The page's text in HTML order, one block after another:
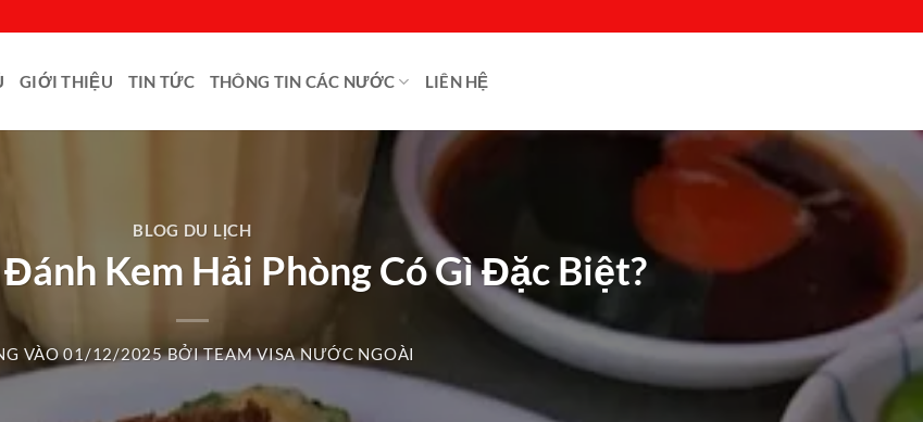
GIỚI THIỆU TIN TỨC THÔNG TIN CÁC NƯỚC LIÊN HỆ
BLOG DU LỊCH
Kem Hải Phòng Có Gì Đặc Biệt?
VÀO01/12/2025 BỞITEAM VISA NƯỚC NGOÀI